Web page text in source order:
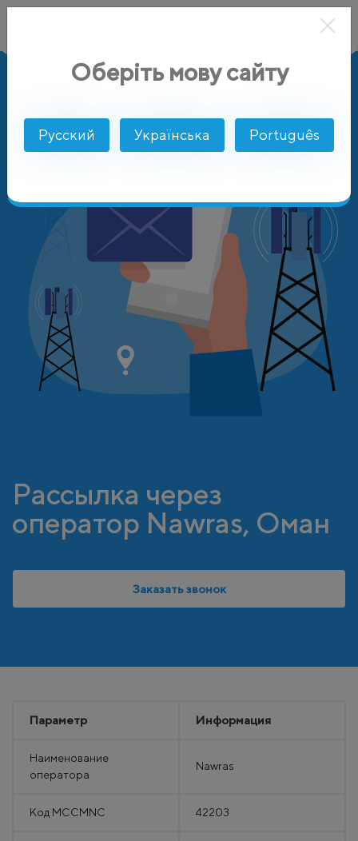
Nawras
Рассылка через
оператор Nawras, Оман
Заказать звонок
Параметр Информация
Наименование
оператора
Nawras
Код MCCMNC 42203
Оберіть мову сайту
Русский Українська Português